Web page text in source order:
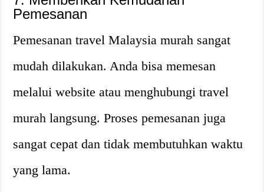
Pemesanan
Pemesanan travel Malaysia murah sangat
mudah dilakukan. Anda bisa memesan
melalui website atau menghubungi travel
murah langsung. Proses pemesanan juga
sangat cepat dan tidak membutuhkan waktu
yang lama.